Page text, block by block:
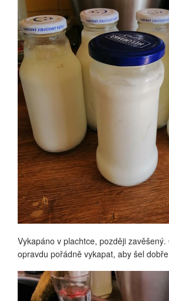
Vykapáno v plachtce, později
opravdu pořádně vykapat, aby šel